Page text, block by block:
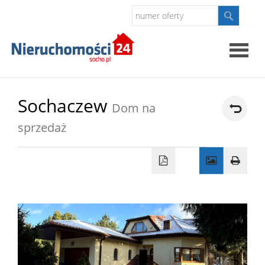
firmie
Sochaczew Dom na
sprzedaż